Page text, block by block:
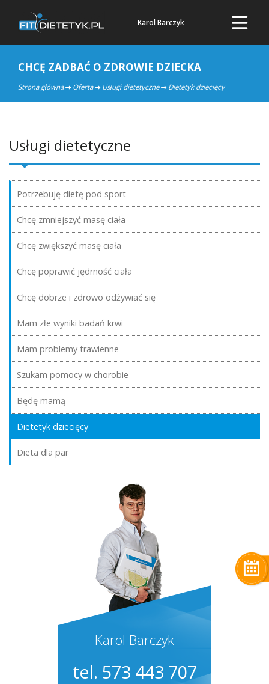
Karol Barczyk
CHCĘ ZADBAĆ O ZDROWIE DZIECKA
Strona główna Oferta Usługi dietetyczne Dietetyk dziecięcy
Usługi dietetyczne
Potrzebuję dietę pod sport
Chcę zmniejszyć masę ciała
Chcę zwiększyć masę ciała
Chcę poprawić jędrność ciała
Chcę dobrze i zdrowo odżywiać się
Mam złe wyniki badań krwi
Mam problemy trawienne
Szukam pomocy w chorobie
Będę mamą
Dietetyk dziecięcy
Dieta dla par
Karol Barczyk
tel. 573 443 707